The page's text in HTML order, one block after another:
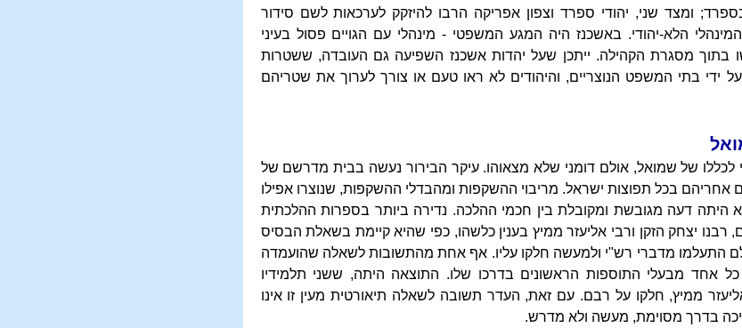
ומצד שני, יהודי ספרד וצפון אפריקה הרבו להיזקק לערכאות לשם סידור
הלא-יהודי. באשכנז היה המגע המשפטי - מינהלי עם הגויים פסול בעיני
בתוך מסגרת הקהילה. ייתכן שעל יהדות אשכנז השפיעה גם העובדה, ששטרות
על ידי בתי המשפט הנוצריים, והיהודים לא ראו טעם או צורך לערוך את שטריהם
של שמואל, אולם דומני שלא מצאוהו. עיקר הבירור נעשה בבית מדרשם של
אחריהם בכל תפוצות ישראל. מריבוי ההשקפות ומהבדלי ההשקפות, שנוצרו אפילו
היתה דעה מגובשת ומקובלת בין חכמי ההלכה. נדירה ביותר בספרות ההלכתית
יצחק הזקן ורבי אליעזר ממיץ בענין כלשהו, כפי שהיא קיימת בשאלת הבסיס
התעלמו מדברי רש"י ולמעשה חלקו עליו. אף אחת מהתשובות לשאלה שהועמדה
אחד מבעלי התוספות הראשונים בדרכו שלו. התוצאה היתה, ששני תלמידיו
ממיץ, חלקו על רבם. עם זאת, העדר תשובה לשאלה תיאורטית מעין זו אינו
בדרך מסוימת, מעשה ולא מדרש.